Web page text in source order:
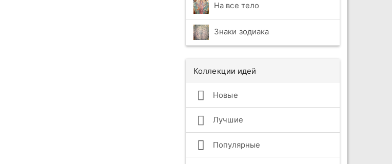
На все тело
Знаки зодиака
Коллекции идей
Новые
Лучшие
Популярные